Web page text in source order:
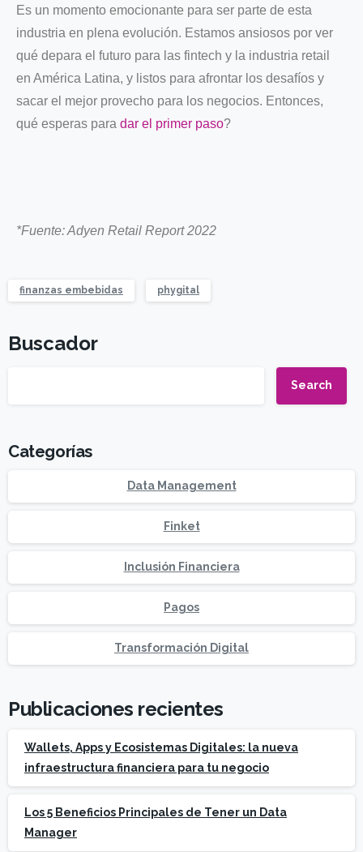
Es un momento emocionante para ser parte de esta
industria en plena evolución. Estamos ansiosos por ver
qué depara el futuro para las fintech y la industria retail
en América Latina, y listos para afrontar los desafíos y
sacar el mejor provecho para los negocios. Entonces,
qué esperas para dar el primer paso?
*Fuente: Adyen Retail Report 2022
finanzas embebidas phygital
Buscador
Search
Categorías
Data Management
Finket
Inclusión Financiera
Pagos
Transformación Digital
Publicaciones recientes
Wallets, Apps y Ecosistemas Digitales: la nueva
infraestructura financiera para tu negocio
Los 5 Beneficios Principales de Tener un Data
Manager